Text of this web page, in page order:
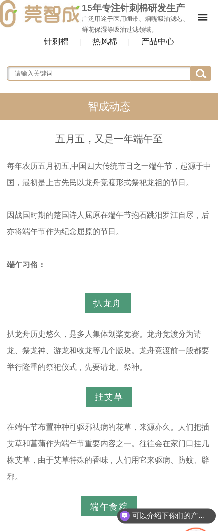
15年专注针刺棉研发生产
广泛用途于医用绷带、烟嘴吸油滤芯、
鲜花保湿等吸油过滤领域。
针刺棉 热风棉 产品中心
智成动态
五月五，又是一年端午至
每年农历五月初五,中国四大传统节日之一端午节，起源于中
国，最初是上古先民以龙舟竞渡形式祭祀龙祖的节日。
因战国时期的楚国诗人屈原在端午节抱石跳汨罗江自尽，后
亦将端午节作为纪念屈原的节日。
端午习俗：
扒龙舟
扒龙舟历史悠久，是多人集体划桨竞赛。龙舟竞渡分为请
龙、祭龙神、游龙和收龙等几个版块。龙舟竞渡前一般都要
举行隆重的祭祀仪式，先要请龙、祭神。
挂艾草
在端午节布置种种可驱邪祛病的花草，来源亦久。人们把插
艾草和菖蒲作为端午节重要内容之一。往往会在家门口挂几
株艾草，由于艾草特殊的香味，人们用它来驱病、防蚊、辟
邪。
端午食粽
可以介绍下你们的产品么？